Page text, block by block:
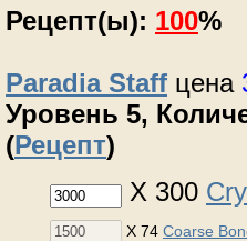
Рецепт(ы): 100%
Paradia Staff цена
Уровень 5,
(Рецепт)
X 300
X 74 Coarse